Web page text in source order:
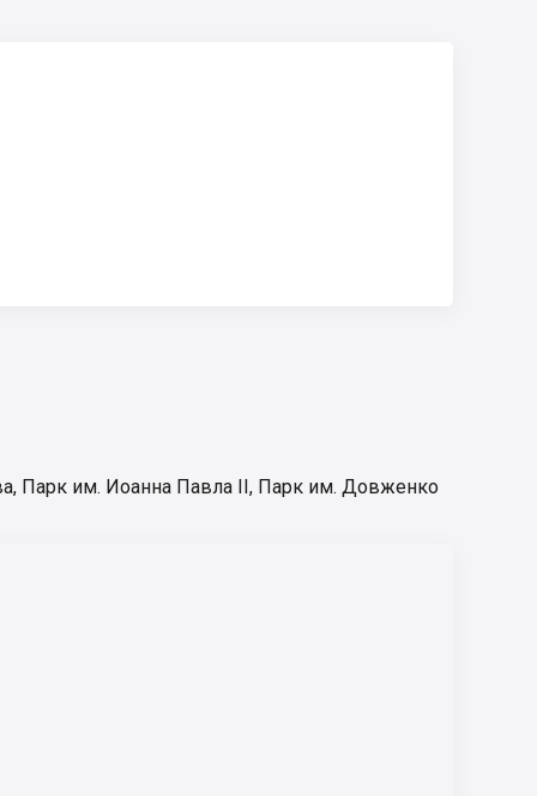
, Парк им. Иоанна Павла II, Парк им. Довженко